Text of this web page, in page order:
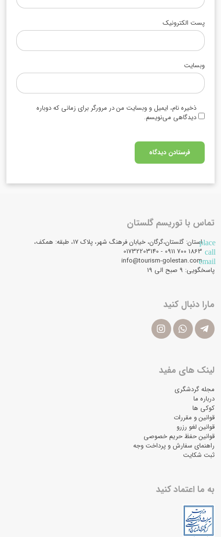
پست الکترونیک
وبسایت
ذخیره نام، ایمیل و وبسایت من در مرورگر برای زمانی که دوباره
دیدگاهی می‌نویسم.
تماس با توریسم گلستان
placeاستان: گلستان،گرگان، خیابان فرهنگ شهر، پلاک 17، طبقه: همکف،
call
email
info@tourism-golestan.com
پاسخگویی: ۹ صبح الی 19
مارا دنبال کنید
لینک های مفید
مجله گردشگری
درباره ما
کوکی ها
قوانین و مقررات
قوانین لغو رزرو
قوانین حفظ حریم خصوصی
راهنمای سفارش و پرداخت وجه
ثبت شکایت
به ما اعتماد کنید